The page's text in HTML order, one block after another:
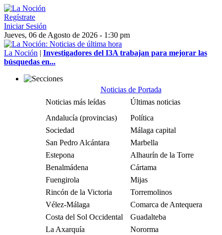
Regístrate
Iniciar Sesión
Jueves, 06 de Agosto de 2026 - 1:30 pm
La Noción | Investigadores del I3A trabajan para mejorar las
búsquedas en...
Noticias de Portada
Noticias más leídas
Últimas noticias
Andalucía (provincias)
Política
Sociedad
Málaga capital
San Pedro Alcántara
Marbella
Estepona
Alhaurín de la Torre
Benalmádena
Cártama
Fuengirola
Mijas
Rincón de la Victoria
Torremolinos
Vélez-Málaga
Comarca de Antequera
Costa del Sol Occidental
Guadalteba
La Axarquía
Nororma